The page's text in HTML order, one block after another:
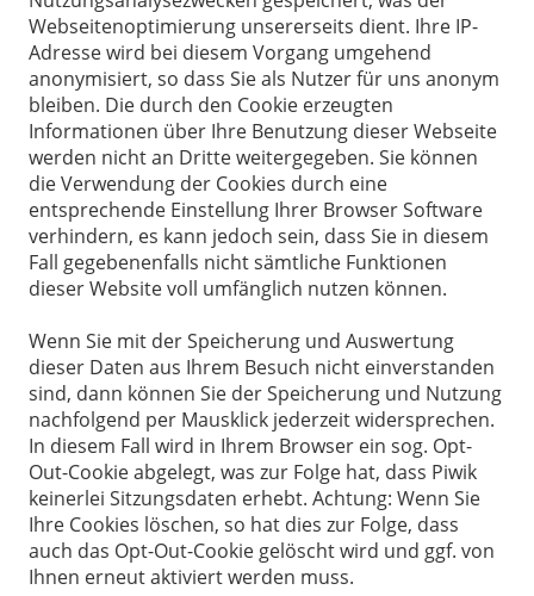
Webseitenoptimierung unsererseits dient. Ihre IP-
Adresse wird bei diesem Vorgang umgehend
anonymisiert, so dass Sie als Nutzer für uns anonym
bleiben. Die durch den Cookie erzeugten
Informationen über Ihre Benutzung dieser Webseite
werden nicht an Dritte weitergegeben. Sie können
die Verwendung der Cookies durch eine
entsprechende Einstellung Ihrer Browser Software
verhindern, es kann jedoch sein, dass Sie in diesem
Fall gegebenenfalls nicht sämtliche Funktionen
dieser Website voll umfänglich nutzen können.
Wenn Sie mit der Speicherung und Auswertung
dieser Daten aus Ihrem Besuch nicht einverstanden
sind, dann können Sie der Speicherung und Nutzung
nachfolgend per Mausklick jederzeit widersprechen.
In diesem Fall wird in Ihrem Browser ein sog. Opt-
Out-Cookie abgelegt, was zur Folge hat, dass Piwik
keinerlei Sitzungsdaten erhebt. Achtung: Wenn Sie
Ihre Cookies löschen, so hat dies zur Folge, dass
auch das Opt-Out-Cookie gelöscht wird und ggf. von
Ihnen erneut aktiviert werden muss.